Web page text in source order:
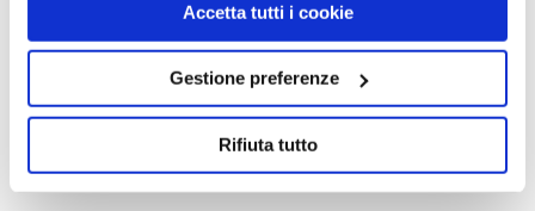
Accetta tutti i cookie
Gestione preferenze
Rifiuta tutto
MAGAZINE
Notizie dal Mondo del Lavoro